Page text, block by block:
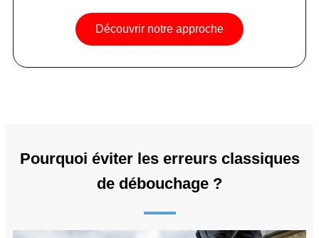
Découvrir notre approche
Pourquoi éviter les erreurs classiques
de débouchage ?